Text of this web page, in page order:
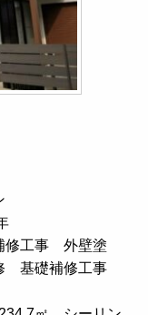
修工事 外壁塗
基礎補修工事